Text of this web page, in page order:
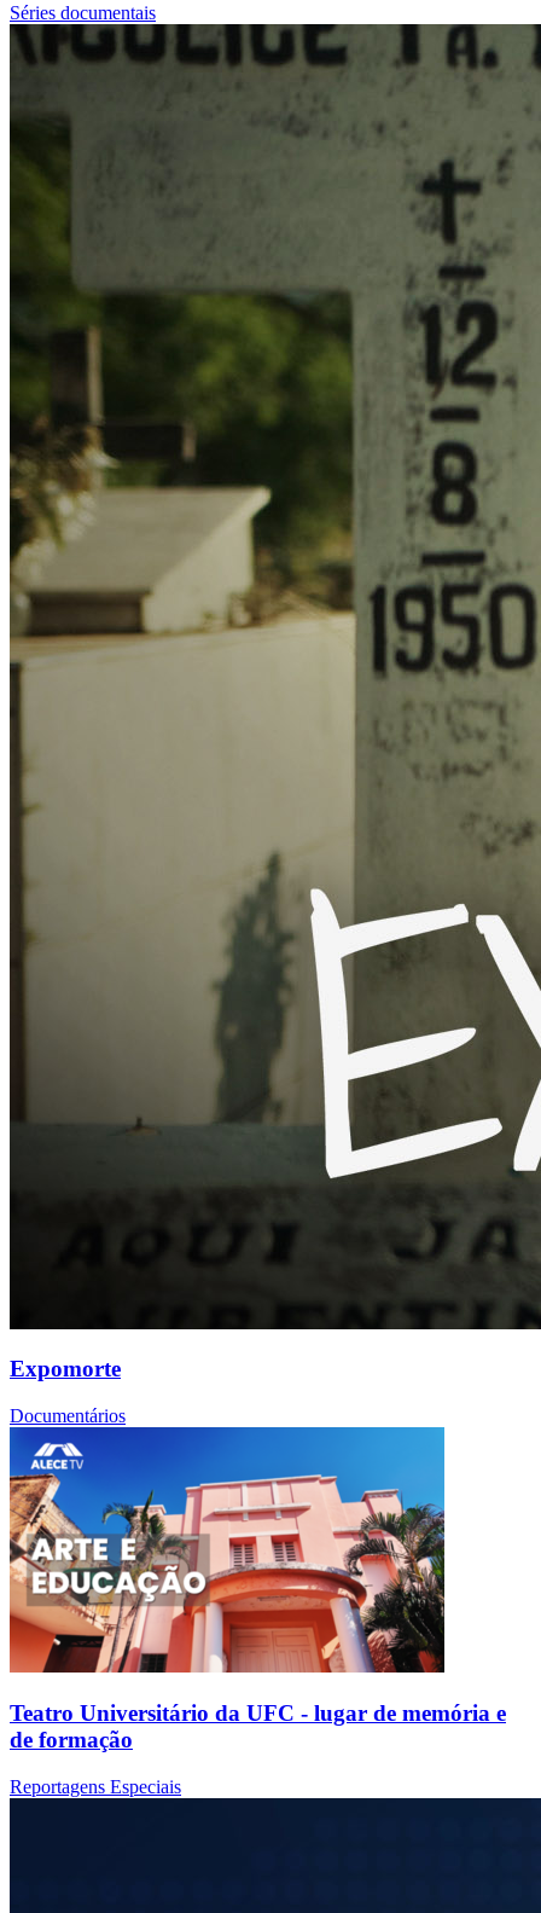
Séries documentais
Expomorte
Documentários
Teatro Universitário da UFC - lugar de memória e
de formação
Reportagens Especiais